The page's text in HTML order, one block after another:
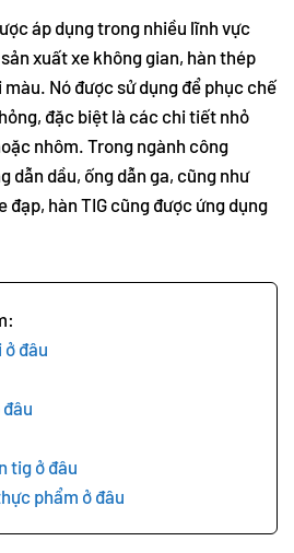
áp dụng trong nhiều lĩnh vực
xuất xe không gian, hàn thép
Nó được sử dụng để phục chế
đặc biệt là các chi tiết nhỏ
nhôm. Trong ngành công
dẫn dầu, ống dẫn ga, cũng như
đạp, hàn TIG cũng được ứng dụng
ở đâu
đâu
tig ở đâu
phẩm ở đâu